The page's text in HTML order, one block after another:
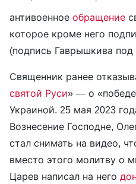
антивоенное обращение
которое кроме него
(подпись Гаврышкива
Священник ранее
святой Руси» — о
Украиной. 25 мая 2023
Вознесение Господне,
стал снимать на видео,
вместо этого молитву о
Царев написал на него